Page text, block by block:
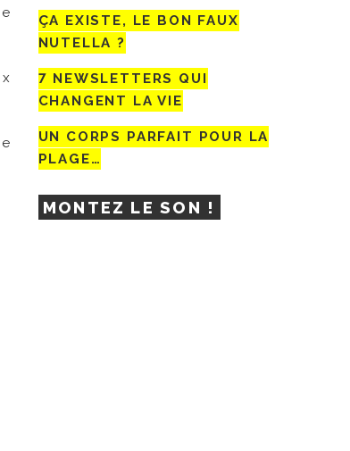
ÇA EXISTE, LE BON FAUX
NUTELLA ?
7 NEWSLETTERS QUI
CHANGENT LA VIE
UN CORPS PARFAIT POUR LA
PLAGE…
MONTEZ LE SON !